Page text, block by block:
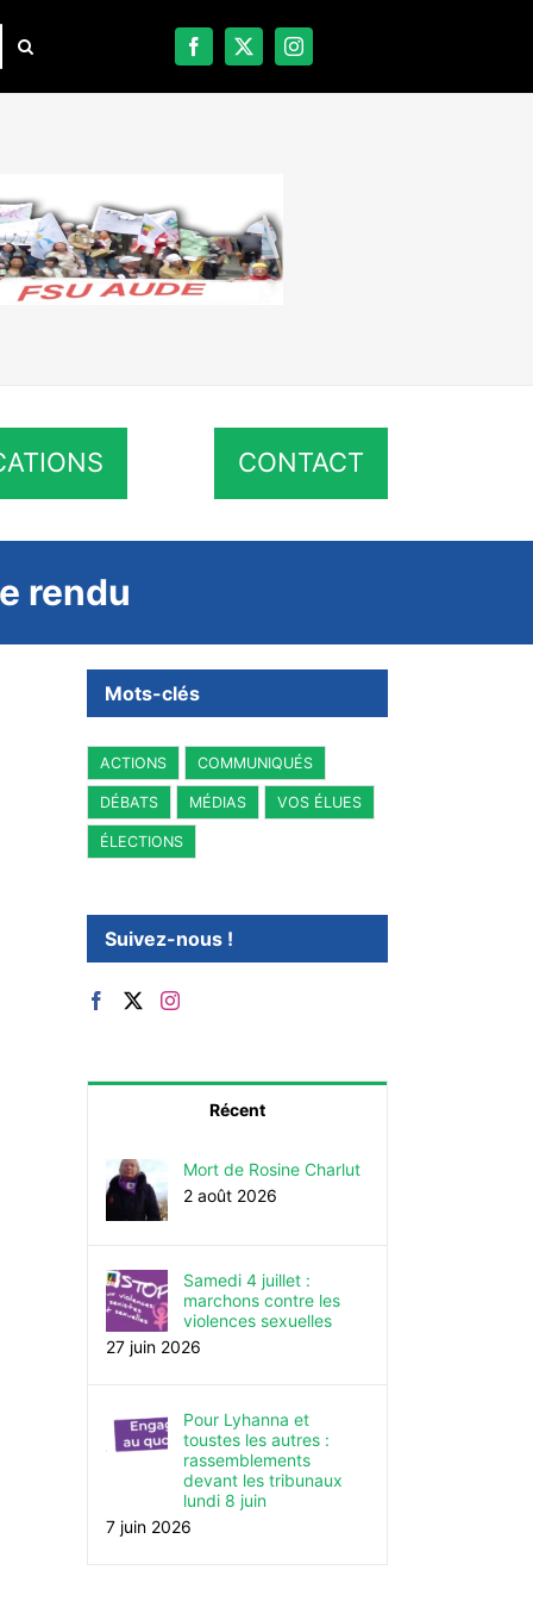
CONTACT
rendu
Mots-clés
ACTIONS COMMUNIQUÉS
DÉBATS MÉDIAS VOS ÉLUES
ÉLECTIONS
Suivez-nous !
Récent
Mort de Rosine Charlut
2 août 2026
Samedi 4 juillet :
marchons contre les
violences sexuelles
27 juin 2026
Pour Lyhanna et
toustes les autres :
rassemblements
devant les tribunaux
lundi 8 juin
7 juin 2026